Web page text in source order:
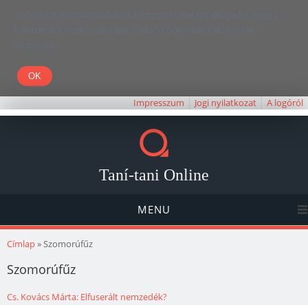
Kedves Olvasó! Weboldalunk böngészésével Ön elfogadja, hogy a
felhasználói élmény javítása céljából cookie-kat használunk.
Köszönjük!
Impresszum Jogi nyilatkozat A logóról
Taní-tani Online
MENU
Jelenlegi hely
Címlap» Szomorúfűz
Szomorúfűz
Cs. Kovács Márta: Elfuserált nemzedék?